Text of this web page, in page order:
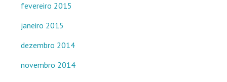
fevereiro 2015
janeiro 2015
dezembro 2014
novembro 2014